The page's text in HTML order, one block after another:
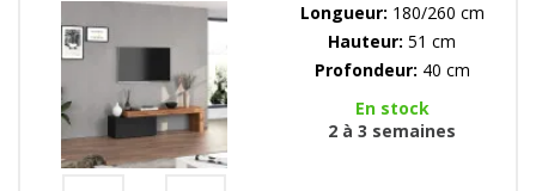
Longueur: 180/260 cm
Hauteur: 51 cm
Profondeur: 40 cm
En stock
2 à 3 semaines